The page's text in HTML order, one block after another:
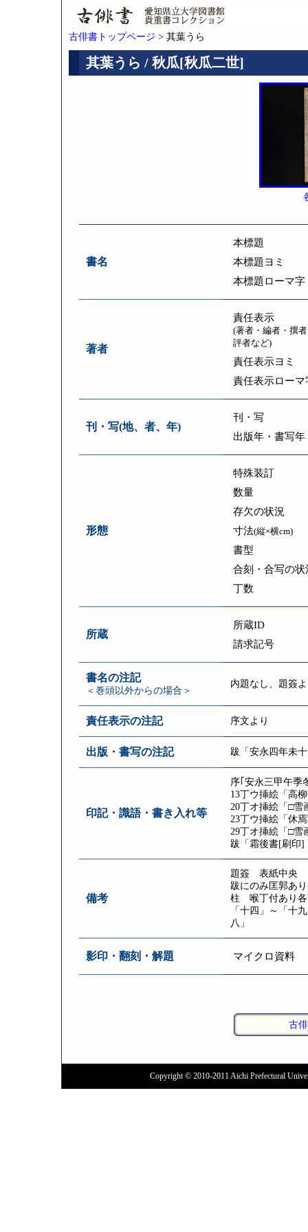
古俳書トップページ > 其葉うら
其葉うら / 秋瓜[秋瓜二世]
書名
本標題
本標題ヨミ
本標題ローマ字
著者
責任表示
(著者・編者・撰
評者など)
責任表示ヨミ
責任表示ローマ
刊・写(地、者、年)
刊・写
出版年・書写年
形態
特殊装訂
数量
存欠の状況
寸法(縦×横cm)
書型
合刻・合写の状
丁数
所蔵
所蔵ID
請求記号
書名の注記
＜巻頭以外からの場合＞
内題なし、題簽
責任表示の注記 序文より
出版・書写の注記 跋「安永四年未
印記・識語・書き入れ等
序｢安永三甲午季
13丁ウ挿絵「高
20丁オ挿絵「□雪
23丁ウ挿絵「休
29丁オ挿絵「□雪
跋「霜後書[刷印
備考
題簽 表紙中央
跋にのみ匡郭あり
柱 喉丁付あり各
「十四」～「十
八」
影印・翻刻・解題 マイクロ資料
古
Copyright © 2010-2011 Aichi Prefectural